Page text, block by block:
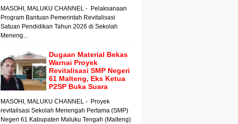
MASOHI, MALUKU CHANNEL - Pelaksanaan
Program Bantuan Pemerintah Revitalisasi
Satuan Pendidikan Tahun 2026 di Sekolah
Meneng...
Dugaan Material Bekas
Warnai Proyek
Revitalisasi SMP Negeri
61 Malteng, Eks Ketua
P2SP Buka Suara
MASOHI, MALUKU CHANNEL - Proyek
revitalisasi Sekolah Menengah Pertama (SMP)
Negeri 61 Kabupaten Maluku Tengah (Malteng)